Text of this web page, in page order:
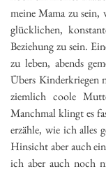
meine Mama zu
glücklichen,
Beziehung zu sein.
zu leben, abends
Übers Kinderkriegen
ziemlich coole
Manchmal klingt es
erzähle, wie ich alles
Hinsicht aber auch
ich aber auch noch